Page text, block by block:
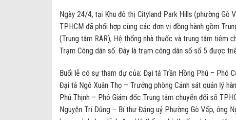
Ngày 24/4, tại Khu đô thị Cityland Park Hills (phường Gò
TPHCM đã phối hợp cùng các đơn vị đồng hành gồm
(Trung tâm RAR), Hệ thống nhà thuốc và trung tâm tiêm
Trạm Công dân số. Đây là trạm công dân số số 5 được
Buổi lễ có sự tham dự của: Đại tá Trần Hồng Phú – Phó
Đại tá Ngô Xuân Thọ – Trưởng phòng Cảnh sát quản lý
Phú Thịnh – Phó Giám đốc Trung tâm chuyển đổi số
Nguyễn Trí Dũng – Bí thư Đảng uỷ Phường Gò Vấp, ông